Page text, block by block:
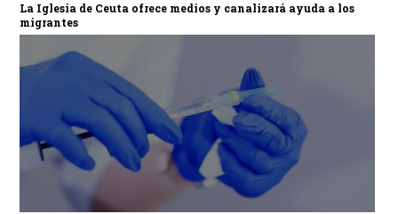
La Iglesia de Ceuta ofrece medios y canalizará ayuda a los
migrantes